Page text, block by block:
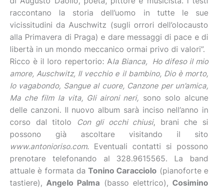
raccontano la storia dell’uomo in tutte le sue
vicissitudini da Auschwitz (sugli orrori dell’olocausto
alla Primavera di Praga) e dare messaggi di pace e di
libertà in un mondo meccanico ormai privo di valori”.
Ricco è il loro repertorio: Ala Bianca, Ho difeso il mio
amore, Auschwitz, Il vecchio e il bambino, Dio è morto,
Io vagabondo, Sangue al cuore, Canzone per un’amica,
Ma che film la vita, Gli aironi neri, sono solo alcune
delle canzoni. Il nuovo album sarà inciso nell’anno in
corso dal titolo
Con gli occhi chiusi, brani che si
possono già ascoltare visitando il sito
www.antonioriso.com. Eventuali contatti si possono
prenotare telefonando al 328.9615565. La band
attuale è formata daTonino Caracciolo (pianoforte e
tastiere),Angelo Palma (basso elettrico), Cosimino